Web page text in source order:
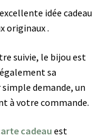
idée cadeau
originaux .
suivie, le bijou est
sa
demande, un
à votre commande.
cadeau est